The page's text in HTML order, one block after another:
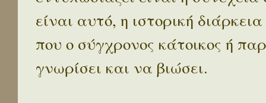
είναι αυτό, η ιστορική
που ο σύγχρονος κάτοικος ή
γνωρίσει και να βιώσει.